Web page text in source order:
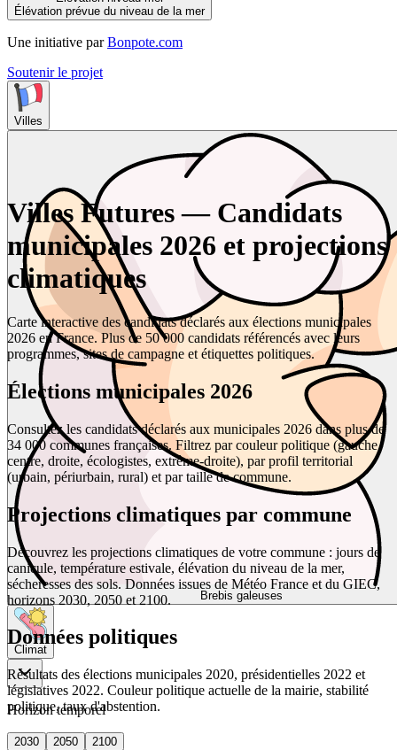
Élévation prévue du niveau de la mer
Une initiative par Bonpote.com
Soutenir le projet
Villes
Brebis galeuses
Climat
Horizon temporel
2030 2050
2100
Villes Futures — Candidats
municipales 2026 et projections
climatiques
Carte interactive des candidats déclarés aux élections municipales
2026 en France. Plus de 50 000 candidats référencés avec leurs
programmes, sites de campagne et étiquettes politiques.
Élections municipales 2026
Consultez les candidats déclarés aux municipales 2026 dans plus de
34 000 communes françaises. Filtrez par couleur politique (gauche,
centre, droite, écologistes, extrême-droite), par profil territorial
(urbain, périurbain, rural) et par taille de commune.
Projections climatiques par commune
Découvrez les projections climatiques de votre commune : jours de
canicule, température estivale, élévation du niveau de la mer,
sécheresses des sols. Données issues de Météo France et du GIEC,
horizons 2030, 2050 et 2100.
Données politiques
Résultats des élections municipales 2020, présidentielles 2022 et
législatives 2022. Couleur politique actuelle de la mairie, stabilité
politique, taux d'abstention.